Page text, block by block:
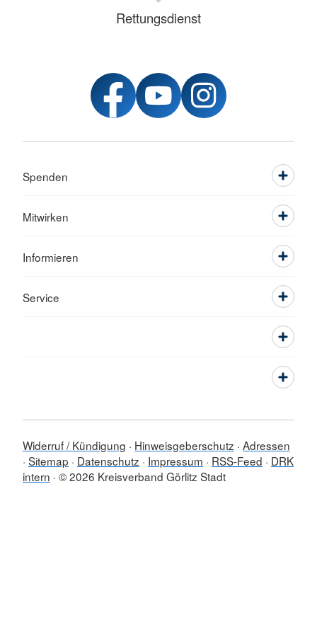
Rettungsdienst
Spenden
Mitwirken
Informieren
Service
Widerruf / Kündigung Hinweisgeberschutz Adressen
Sitemap
Datenschutz Impressum RSS-Feed
DRK
intern © 2026 Kreisverband Görlitz Stadt